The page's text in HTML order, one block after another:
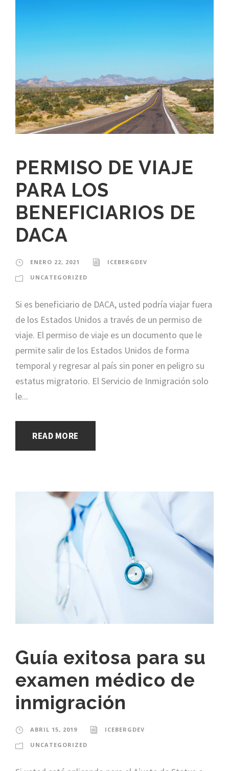
PERMISO DE VIAJE
PARA LOS
BENEFICIARIOS DE
DACA
ENERO 22, 2021
ICEBERGDEV
UNCATEGORIZED
Si es beneficiario de DACA, usted podría viajar fuera
de los Estados Unidos a través de un permiso de
viaje. El permiso de viaje es un documento que le
permite salir de los Estados Unidos de forma
temporal y regresar al país sin poner en peligro su
estatus migratorio. El Servicio de Inmigración solo
le...
READ MORE
Guía exitosa para su
examen médico de
inmigración
ABRIL 15, 2019
ICEBERGDEV
UNCATEGORIZED